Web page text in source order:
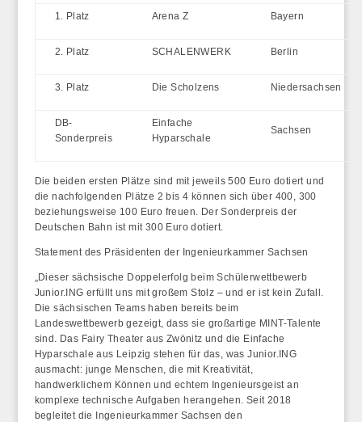
1. Platz Arena Z Bayern
2. Platz SCHALENWERK Berlin
3. Platz Die Scholzens Niedersachsen
DB-
Sonderpreis
Einfache
Hyparschale
Sachsen
Die beiden ersten Plätze sind mit jeweils 500 Euro dotiert und
die nachfolgenden Plätze 2 bis 4 können sich über 400, 300
beziehungsweise 100 Euro freuen. Der Sonderpreis der
Deutschen Bahn ist mit 300 Euro dotiert.
Statement des Präsidenten der Ingenieurkammer Sachsen
„Dieser sächsische Doppelerfolg beim Schülerwettbewerb
Junior.ING erfüllt uns mit großem Stolz – und er ist kein Zufall.
Die sächsischen Teams haben bereits beim
Landeswettbewerb gezeigt, dass sie großartige MINT-Talente
sind. Das Fairy Theater aus Zwönitz und die Einfache
Hyparschale aus Leipzig stehen für das, was Junior.ING
ausmacht: junge Menschen, die mit Kreativität,
handwerklichem Können und echtem Ingenieursgeist an
komplexe technische Aufgaben herangehen. Seit 2018
begleitet die Ingenieurkammer Sachsen den